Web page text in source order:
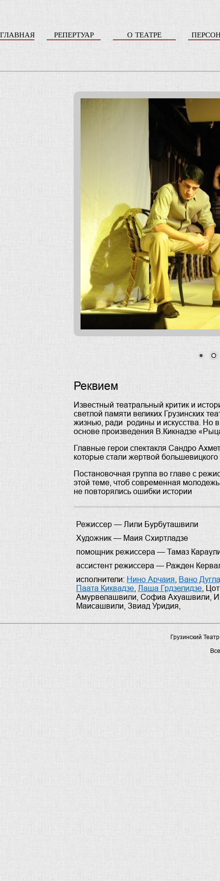
ГЛАВНАЯ РЕПЕРТУАР О ТЕАТРЕ
Реквием
Известный театральный критик и
светлой памяти великих Грузинских
жизнью, ради родины и искусства. Но
основе произведения В.Кикнадзе
Главные герои спектакля Сандро
которые стали жертвой большевицкого
Постановочная группа во главе с
этой теме, чтоб современная
не повторялись ошибки истории
Режиссер — Лили Бурбуташвили
Художник — Маия Схиртладзе
помощник режиссера — Тамаз
ассистент режиссера — Ражден
исполнители: Нино Арчаия
Вано
Паата Киквадзе Лаша Грдзелидзе
Амурвелашвили Софиа Ахуашвили
Маисашвили Звиад Уридия
Грузинский